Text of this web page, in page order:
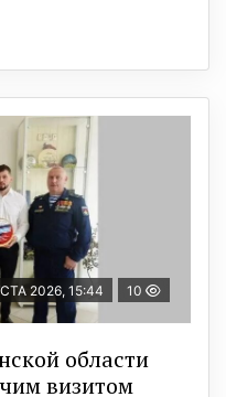
2026, 15:44 10
области
визитом